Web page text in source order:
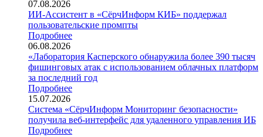
07.08.2026
ИИ-Ассистент в «СёрчИнформ КИБ» поддержал
пользовательские промпты
Подробнее
06.08.2026
«Лаборатория Касперского обнаружила более 390 тысяч
фишинговых атак с использованием облачных платформ
за последний год
Подробнее
15.07.2026
Система «СёрчИнформ Мониторинг безопасности»
получила веб-интерфейс для удаленного управления ИБ
Подробнее